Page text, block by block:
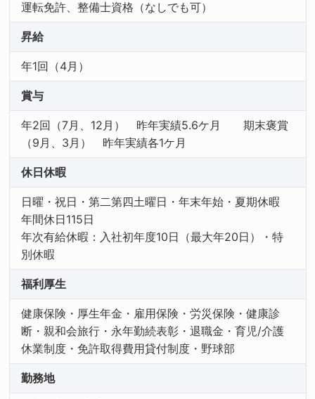
運転免許、整備士資格（なしでも可）
昇給
年1回（4月）
賞与
年2回（7月、12月） 昨年実績5.6ケ月 期末褒賞
（9月、3月） 昨年実績各1ケ月
休日休暇
日曜・祝日・第二第四土曜日・年末年始・夏期休暇
年間休日115日
年次有給休暇：入社初年度10日（最大年20日）・特
別休暇
福利厚生
健康保険・厚生年金・雇用保険・労災保険・健康診
断・親和会旅行・永年勤続表彰・退職金・育児/介護
休業制度・免許取得費用貸付制度・野球部
勤務地